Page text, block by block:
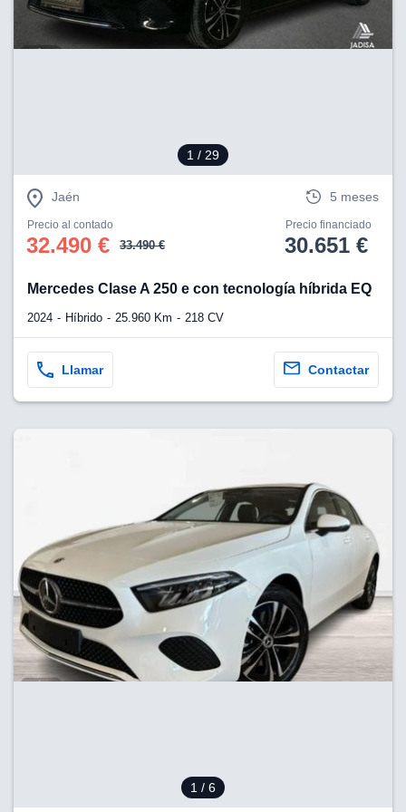
servicios.
socios
1 / 29
Jaén 5 meses
Precio al contado
32.490 € 33.490 €
Precio financiado
30.651 €
Mercedes Clase A 250 e con tecnología híbrida EQ
2024 Híbrido 25.960 Km 218 CV
Llamar Contactar
1 / 6